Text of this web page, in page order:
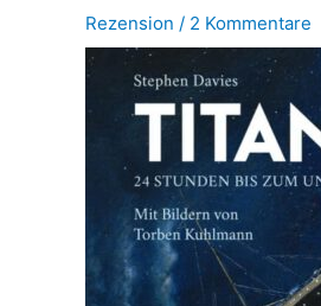
Rezension / 2 Kommentare